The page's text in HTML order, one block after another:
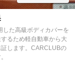
た高級ボディカバーを
るため軽自動車から大
します。CARCLUBの